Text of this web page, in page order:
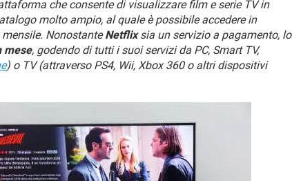
che consente di visualizzare film e serie TV in
molto ampio, al quale è possibile accedere in
NonostanteNetflixsia un servizio a pagamento, lo
mese, godendo di tutti i suoi servizi da PC, Smart TV,
) o TV (attraverso PS4, Wii, Xbox 360 o altri dispositivi